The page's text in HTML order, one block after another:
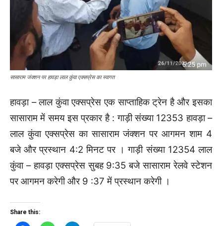
सासाराम जंक्शन पर हावड़ा लाल कुंवा एक्सप्रेस का स्वागत
हावड़ा – लाल कुंवा एक्सप्रेस एक साप्ताहिक ट्रेन है और इसका
सासाराम में समय इस प्रकार है : गाड़ी संख्या 12353 हावड़ा –
लाल कुंवा एक्सप्रेस का सासाराम जंक्शन पर आगमन शाम 4
बजे और प्रस्थान 4:2 मिनट पर । गाड़ी संख्या 12354 लाल
कुंवा – हावड़ा एक्सप्रेस सुबह 9:35 बजे सासाराम रेलवे स्टेशन
पर आगमन करेगी और 9 :37 में प्रस्थान करेगी ।
Share this: